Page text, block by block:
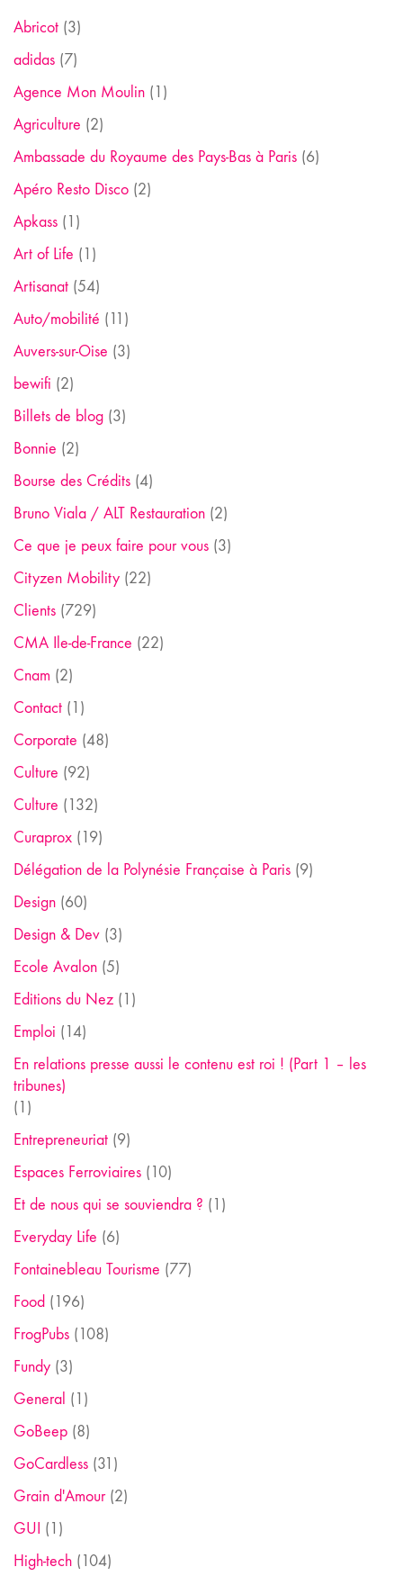
Abricot (3)
adidas (7)
Agence Mon Moulin (1)
Agriculture (2)
Ambassade du Royaume des Pays-Bas à Paris (6)
Apéro Resto Disco (2)
Apkass (1)
Art of Life (1)
Artisanat (54)
Auto/mobilité (11)
Auvers-sur-Oise (3)
bewifi (2)
Billets de blog (3)
Bonnie (2)
Bourse des Crédits (4)
Bruno Viala / ALT Restauration (2)
Ce que je peux faire pour vous (3)
Cityzen Mobility (22)
Clients (729)
CMA Ile-de-France (22)
Cnam (2)
Contact (1)
Corporate (48)
Culture (92)
Culture (132)
Curaprox (19)
Délégation de la Polynésie Française à Paris (9)
Design (60)
Design & Dev (3)
Ecole Avalon (5)
Editions du Nez (1)
Emploi (14)
En relations presse aussi le contenu est roi ! (Part 1 – les
tribunes)
(1)
Entrepreneuriat (9)
Espaces Ferroviaires (10)
Et de nous qui se souviendra ? (1)
Everyday Life (6)
Fontainebleau Tourisme (77)
Food (196)
FrogPubs (108)
Fundy (3)
General (1)
GoBeep (8)
GoCardless (31)
Grain d'Amour(2)
GUI (1)
High-tech (104)